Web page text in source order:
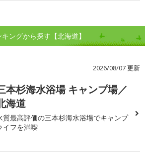
ングから探す【北海道】
2026/08/07 更新
本杉海水浴場 キャンプ場／
海道
質最高評価の三本杉海水浴場でキャンプ
イフを満喫